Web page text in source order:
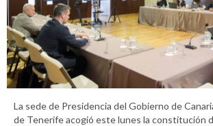
La sede de Presidencia del Gobierno de
de Tenerife acogió este lunes la constitución